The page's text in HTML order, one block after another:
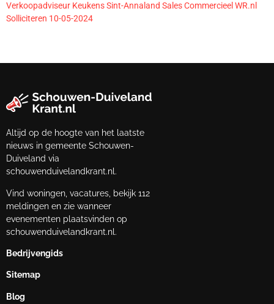
Verkoopadviseur Keukens Sint-Annaland Sales Commercieel WR.nl
Solliciteren 10-05-2024
Altijd op de hoogte van het laatste
nieuws in gemeente Schouwen-
Duiveland via
schouwenduivelandkrant.nl.
Vind woningen, vacatures, bekijk 112
meldingen en zie wanneer
evenementen plaatsvinden op
schouwenduivelandkrant.nl.
Bedrijvengids
Sitemap
Blog